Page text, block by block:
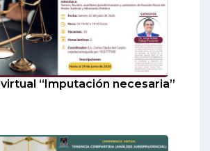
“Imputación necesaria”